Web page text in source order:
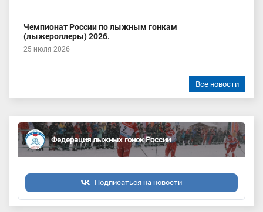
Чемпионат России по лыжным гонкам
(лыжероллеры) 2026.
25 июля 2026
Все новости
Федерация лыжных гонок России
Подписаться на новости